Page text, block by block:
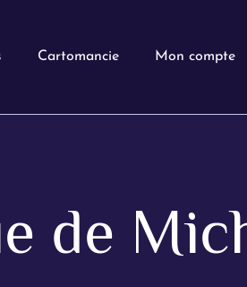
Cartomancie Mon compte
de